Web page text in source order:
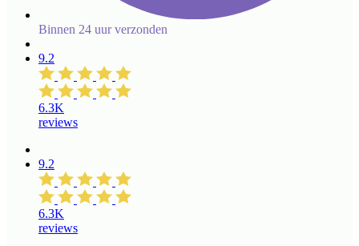
Binnen 24 uur verzonden
9.2
6.3K
reviews
9.2
6.3K
reviews